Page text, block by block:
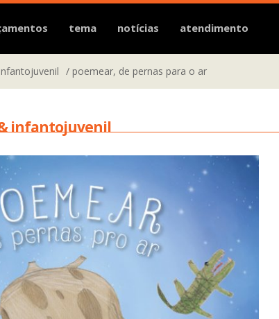
tema notícias atendimento
/ poemear, de pernas para o ar
infantojuvenil